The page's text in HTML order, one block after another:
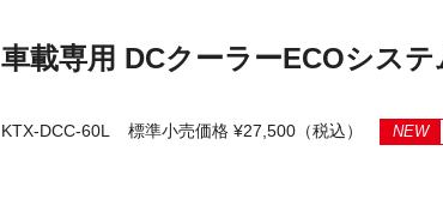
車載専用 DCクーラーECOシス
KTX-DCC-60L 標準小売価格 ¥27,500（税込） NEW